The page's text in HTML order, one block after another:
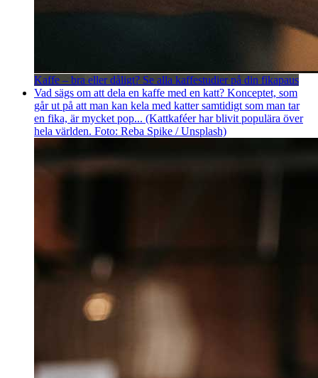
Kaffe – bra eller dåligt? Se alla kaffestudier på din fikapaus
Vad sägs om att dela en kaffe med en katt? Konceptet, som
går ut på att man kan kela med katter samtidigt som man tar
en fika, är mycket pop... (Kattkaféer har blivit populära över
hela världen. Foto: Reba Spike / Unsplash)